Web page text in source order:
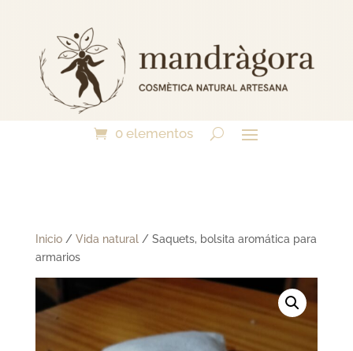
0 elementos
Inicio/ Vida natural/ Saquets, bolsita aromática para
armarios